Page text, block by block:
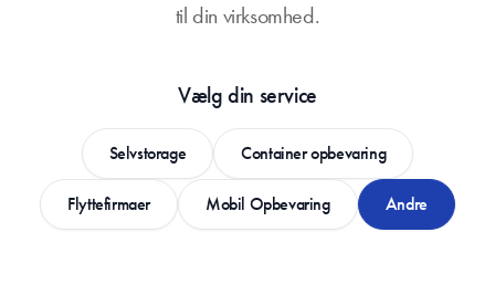
til din virksomhed.
Vælg din service
Selvstorage Container opbevaring
Flyttefirmaer Mobil Opbevaring Andre